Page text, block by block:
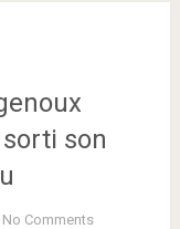
son
No Comments